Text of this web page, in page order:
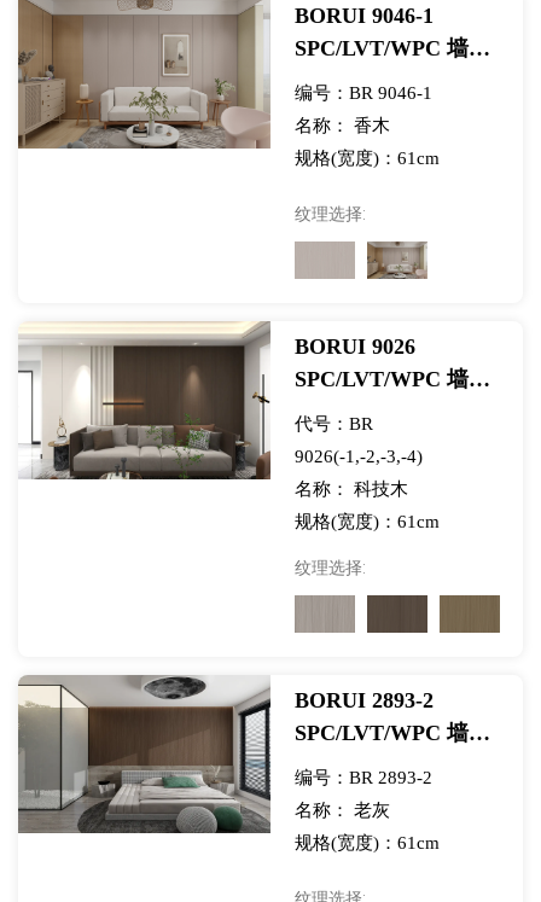
BORUI 9046-1
SPC/LVT/WPC 墙面
展览用香木 PVC 装
饰膜
编号：BR 9046-1
名称： 香木
规格(宽度)：61cm
纹理选择:
BORUI 9026
SPC/LVT/WPC 墙面
展览用科技木纹 PVC
装饰膜
代号：BR
9026(-1,-2,-3,-4)
名称： 科技木
规格(宽度)：61cm
纹理选择:
BORUI 2893-2
SPC/LVT/WPC 墙面
展览用旧白蜡木 PVC
装饰膜
编号：BR 2893-2
名称： 老灰
规格(宽度)：61cm